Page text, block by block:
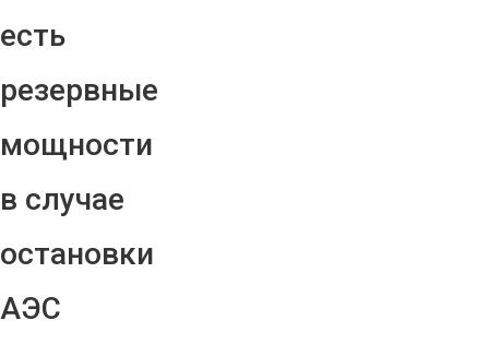
есть
резервные
мощности
в случае
остановки
АЭС